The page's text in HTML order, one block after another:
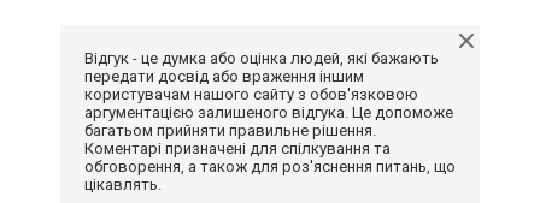
Відгук - це думка або оцінка людей, які бажають
передати досвід або враження іншим
користувачам нашого сайту з обов'язковою
аргументацією залишеного відгука. Це допоможе
багатьом прийняти правильне рішення.
Коментарі призначені для спілкування та
обговорення, а також для роз'яснення питань, що
цікавлять.